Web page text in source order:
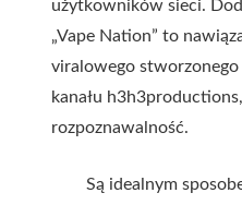
użytkowników sieci.
„Vape Nation” to
viralowego stworzonego
kanału
rozpoznawalność.
Są idealnym